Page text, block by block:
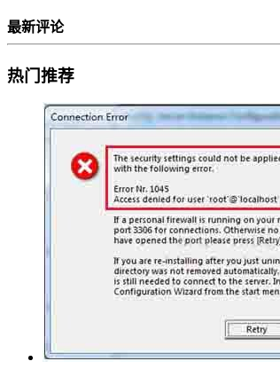
最新评论
热门推荐